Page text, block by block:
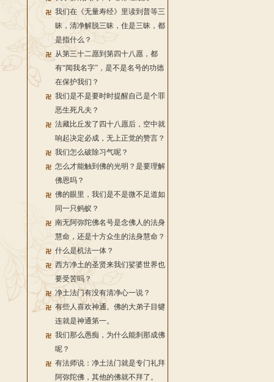
我们在《无量寿经》里读到普等三
昧，清净解脱三昧，住是三昧，都
是指什么？
从第三十二愿到第四十八愿，都
有“闻我名字”，是不是名号的功德
在保护我们？
我们是不是要时时提醒自己是个罪
恶生死凡夫？
法藏比丘发了四十八愿后，空中就
响起决定必成，无上正觉的赞言？
我们怎么破除习气呢？
怎么才能触到佛的光明？是要理解
佛恩吗？
佛的眼里，我们是不是微不足道如
同一只蚂蚁？
南无阿弥陀佛名号是念佛人的法身
慧命，还是十方众生的法身慧命？
什么是机法一体？
西方净土的圣贤来我们娑婆世界也
要受苦吗？
净土法门有没有清净心一说？
有些人喜欢神通。佛的大弟子目犍
连就是神通第一。
我们那么愚痴，为什么能刹那成佛
呢？
有法师说：净土法门就是专门礼拜
阿弥陀佛，其他的佛就不拜了。